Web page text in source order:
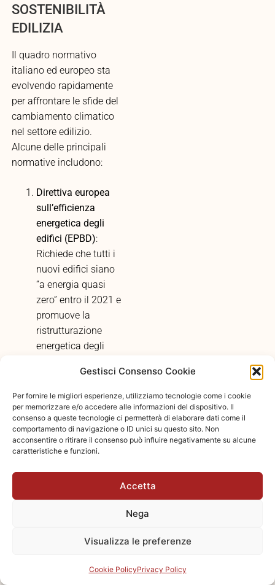
Gestisci Consenso Cookie
Per fornire le migliori esperienze, utilizziamo tecnologie come i cookie
per memorizzare e/o accedere alle informazioni del dispositivo. Il
consenso a queste tecnologie ci permetterà di elaborare dati come il
comportamento di navigazione o ID unici su questo sito. Non
acconsentire o ritirare il consenso può influire negativamente su alcune
caratteristiche e funzioni.
Accetta
Nega
Visualizza le preferenze
Cookie PolicyPrivacy Policy
SOSTENIBILITÀ
EDILIZIA
Il quadro normativo
italiano ed europeo sta
evolvendo rapidamente
per affrontare le sfide del
cambiamento climatico
nel settore edilizio.
Alcune delle principali
normative includono:
Direttiva europea
sull’efficienza
energetica degli
edifici (EPBD):
Richiede che tutti i
nuovi edifici siano
“a energia quasi
zero” entro il 2021 e
promuove la
ristrutturazione
energetica degli
Decreto Legislativo
48/2020: Recepisce
la direttiva EPBD in
Italia, introducendo
nuovi standard per
l’efficienza
edifici.
regioni italiane